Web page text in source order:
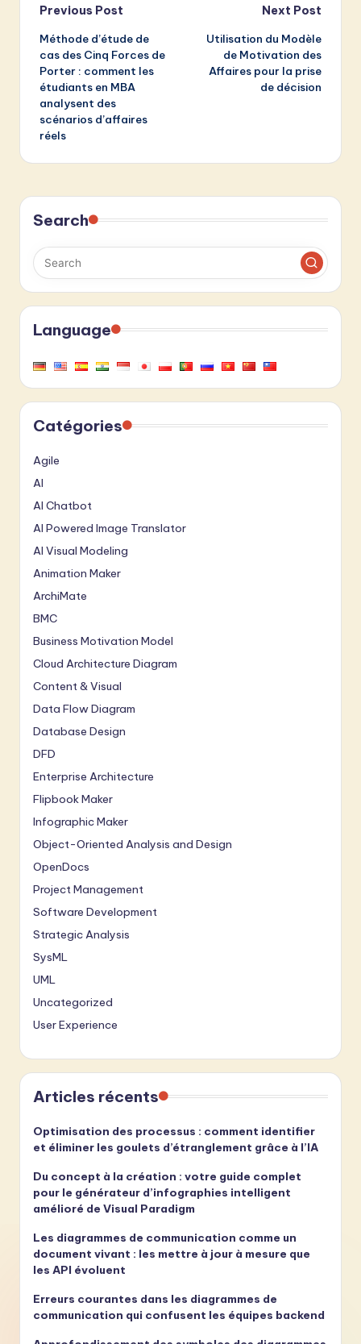
Post
navigation
Previous Post
Méthode d’étude de
cas des Cinq Forces de
Porter : comment les
étudiants en MBA
analysent des
scénarios d’affaires
réels
Next Post
Utilisation du Modèle
de Motivation des
Affaires pour la prise
de décision
Search
Language
Catégories
Agile
AI
AI Chatbot
AI Powered Image Translator
AI Visual Modeling
Animation Maker
ArchiMate
BMC
Business Motivation Model
Cloud Architecture Diagram
Content & Visual
Data Flow Diagram
Database Design
DFD
Enterprise Architecture
Flipbook Maker
Infographic Maker
Object-Oriented Analysis and Design
OpenDocs
Project Management
Software Development
Strategic Analysis
SysML
UML
Uncategorized
User Experience
Articles récents
Optimisation des processus : comment identifier
et éliminer les goulets d’étranglement grâce à l’IA
Du concept à la création : votre guide complet
pour le générateur d’infographies intelligent
amélioré de Visual Paradigm
Les diagrammes de communication comme un
document vivant : les mettre à jour à mesure que
les API évoluent
Erreurs courantes dans les diagrammes de
communication qui confusent les équipes backend